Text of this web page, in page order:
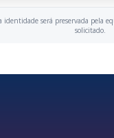
identidade será preservada pela
solicitado.